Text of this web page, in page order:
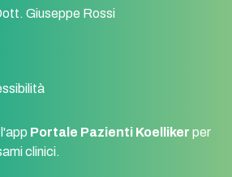
Giuseppe Rossi
Portale Pazienti Koelliker per
clinici.